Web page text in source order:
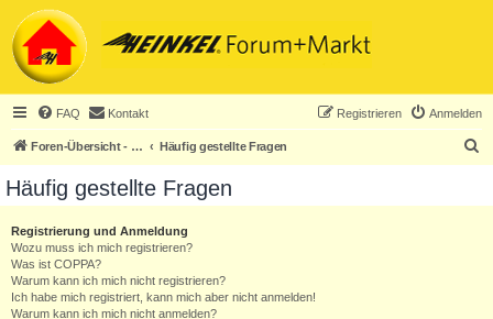
FAQ Kontakt Anmelden
Registrieren
Foren-Übersicht - ACHTUNG! Neuregistrierung nur noch für Heinkel-Club-Mitglieder! Häufig gestellte Fragen
Häufig gestellte Fragen
Registrierung und Anmeldung
Wozu muss ich mich registrieren?
Was ist COPPA?
Warum kann ich mich nicht registrieren?
Ich habe mich registriert, kann mich aber nicht anmelden!
Warum kann ich mich nicht anmelden?